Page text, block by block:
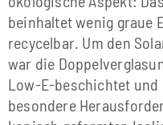
beinhaltet wenig graue
recycelbar. Um den
war die
Low-E-beschichtet
besondere